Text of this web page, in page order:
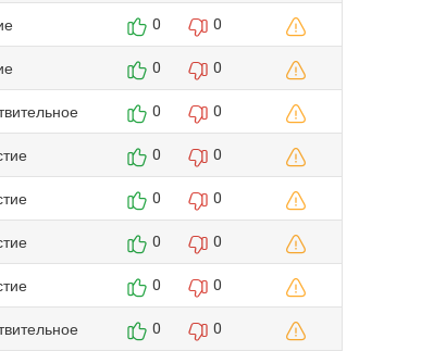
0 0
0 0
0 0
0 0
0 0
0 0
0 0
0 0